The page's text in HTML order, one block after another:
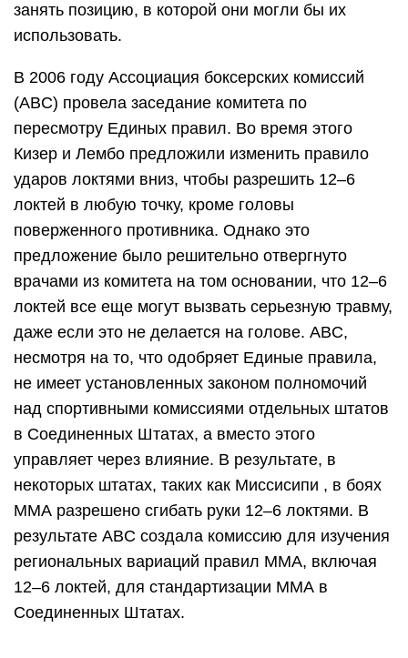
занять позицию, в которой они могли бы их
использовать.
В 2006 году Ассоциация боксерских комиссий
(ABC) провела заседание комитета по
пересмотру Единых правил. Во время этого
Кизер и Лембо предложили изменить правило
ударов локтями вниз, чтобы разрешить 12–6
локтей в любую точку, кроме головы
поверженного противника. Однако это
предложение было решительно отвергнуто
врачами из комитета на том основании, что 12–6
локтей все еще могут вызвать серьезную травму,
даже если это не делается на голове. ABC,
несмотря на то, что одобряет Единые правила,
не имеет установленных законом полномочий
над спортивными комиссиями отдельных штатов
в Соединенных Штатах, а вместо этого
управляет через влияние. В результате, в
некоторых штатах, таких как Миссисипи , в боях
ММА разрешено сгибать руки 12–6 локтями. В
результате ABC создала комиссию для изучения
региональных вариаций правил ММА, включая
12–6 локтей, для стандартизации ММА в
Соединенных Штатах.